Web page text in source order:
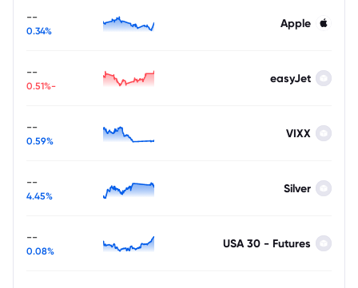
Apple
--
0.34%
easyJet
--
-0.51%
VIXX
--
0.59%
Silver
--
4.45%
USA 30 - Futures
--
0.08%